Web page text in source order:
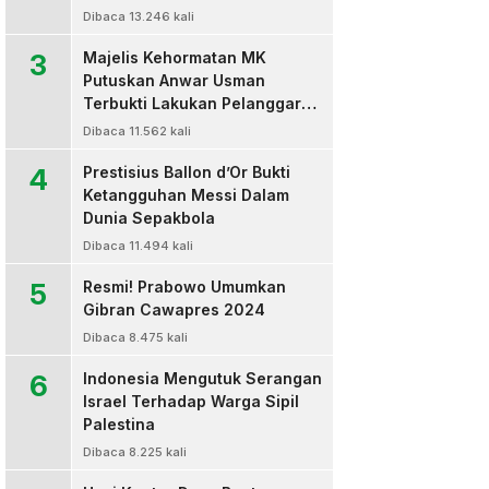
Dibaca 13.246 kali
3
Majelis Kehormatan MK
Putuskan Anwar Usman
Terbukti Lakukan Pelanggaran
Berat Kode Etik dan
Dibaca 11.562 kali
4
Prestisius Ballon d’Or Bukti
Ketangguhan Messi Dalam
Dunia Sepakbola
Dibaca 11.494 kali
5
Resmi! Prabowo Umumkan
Gibran Cawapres 2024
Dibaca 8.475 kali
6
Indonesia Mengutuk Serangan
Israel Terhadap Warga Sipil
Palestina
Dibaca 8.225 kali